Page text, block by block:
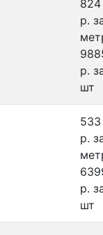
824
р.
р.
шт
533
р.
р.
шт